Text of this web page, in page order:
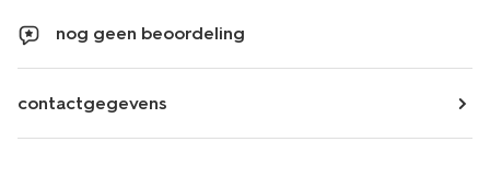
nog geen beoordeling
contactgegevens